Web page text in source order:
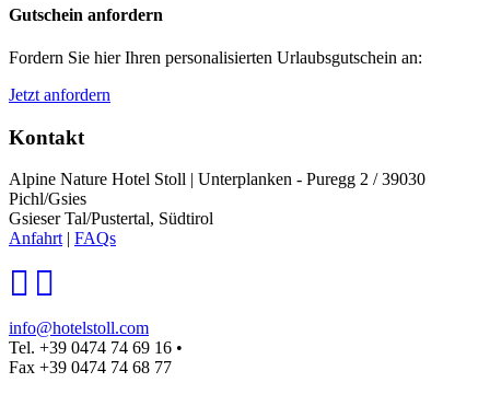
Gutschein anfordern
Fordern Sie hier Ihren personalisierten Urlaubsgutschein an:
Jetzt anfordern
Kontakt
Alpine Nature Hotel Stoll
Unterplanken - Puregg 2 / 39030
Pichl/Gsies
Gsieser Tal/Pustertal, Südtirol
Anfahrt| FAQs
info@hotelstoll.com
Tel. +39 0474 74 69 16 •
Fax +39 0474 74 68 77